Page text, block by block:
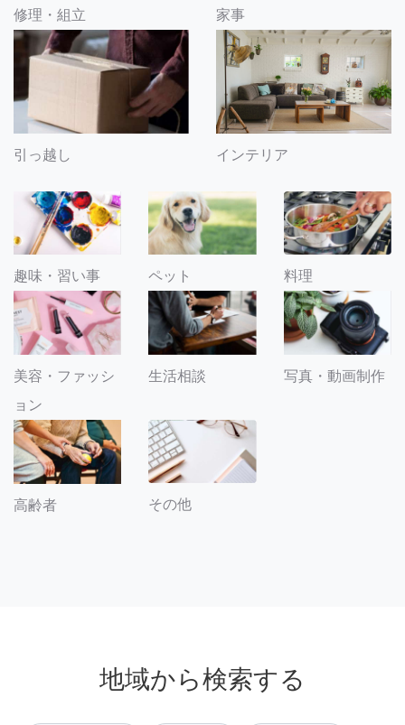
修理・組立 家事
引っ越し インテリア
趣味・習い事 ペット 料理
美容・ファッシ
ョン
生活相談 写真・動画制作
高齢者 その他
地域から検索する